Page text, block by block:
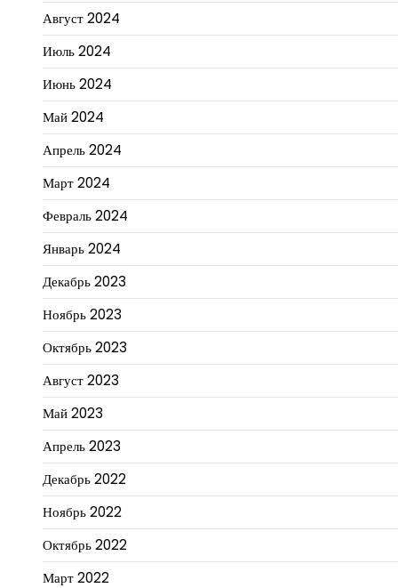
Август 2024
Июль 2024
Июнь 2024
Май 2024
Апрель 2024
Март 2024
Февраль 2024
Январь 2024
Декабрь 2023
Ноябрь 2023
Октябрь 2023
Август 2023
Май 2023
Апрель 2023
Декабрь 2022
Ноябрь 2022
Октябрь 2022
Март 2022